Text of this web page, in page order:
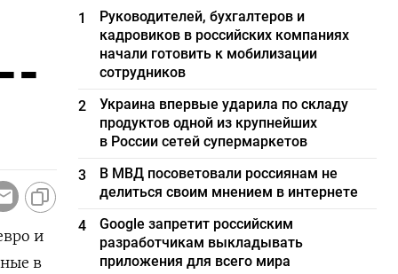
и
в
1
Руководителей, бухгалтеров и
кадровиков в российских компаниях
начали готовить к мобилизации
сотрудников
2
Украина впервые ударила по складу
продуктов одной из крупнейших
в России сетей супермаркетов
3
В МВД посоветовали россиянам не
делиться своим мнением в интернете
4
Google запретит российским
разработчикам выкладывать
приложения для всего мира